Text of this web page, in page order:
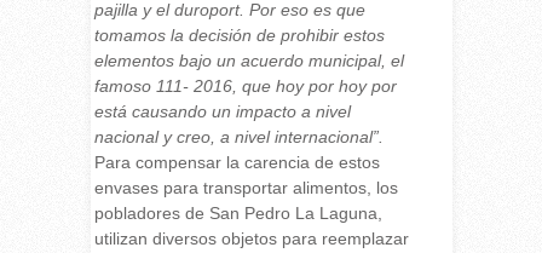
pajilla y el duroport. Por eso es que
tomamos la decisión de prohibir estos
elementos bajo un acuerdo municipal, el
famoso 111- 2016, que hoy por hoy por
está causando un impacto a nivel
nacional y creo, a nivel internacional”.
Para compensar la carencia de estos
envases para transportar alimentos, los
pobladores de San Pedro La Laguna,
utilizan diversos objetos para reemplazar